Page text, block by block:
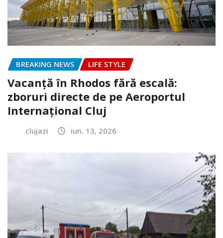
BREAKING NEWS LIFE STYLE
Vacanță în Rhodos fără escală:
zboruri directe de pe Aeroportul
Internațional Cluj
clujazi iun. 13, 2026